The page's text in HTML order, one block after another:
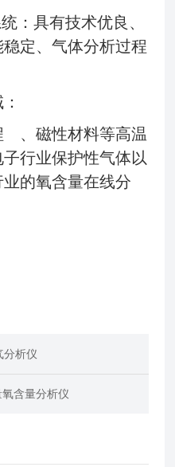
：具有技术优良、
定、气体分析过程
域：
、磁性材料等高温
行业保护性气体以
的氧含量在线分
分析仪
含量分析仪